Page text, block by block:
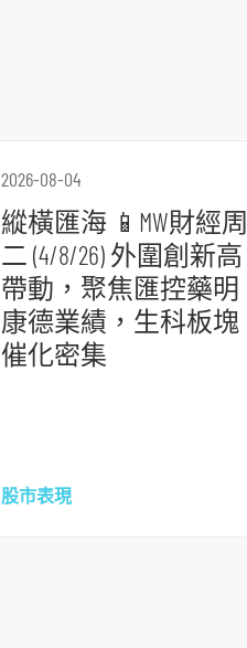
2026-08-04
縱橫匯海 📱MW財經周
二 (4/8/26) 外圍創新高
帶動，聚焦匯控藥明
康德業績，生科板塊
催化密集
股市表現